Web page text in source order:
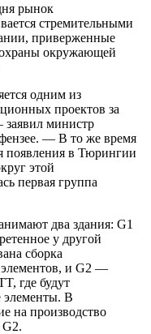
рынок
стремительными
приверженные
окружающей
одним из
проектов за
заявил министр
— В то же время
появления в Тюрингии
этой
первая группа
два здания: G1
у другой
сборка
элементов, и G2 —
где будут
элементы. В
на производство